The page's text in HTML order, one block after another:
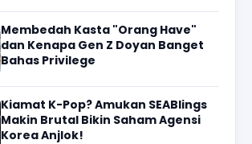
Membedah Kasta "Orang Have"
dan Kenapa Gen Z Doyan Banget
Bahas Privilege
Kiamat K-Pop? Amukan SEABlings
Makin Brutal Bikin Saham Agensi
Korea Anjlok!